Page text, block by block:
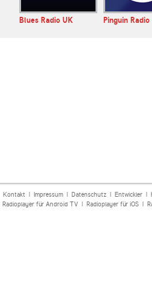
Blues Radio UK Pinguin
Kontakt| Impressum| Datenschutz| Entwickler|
Radioplayer für Android TV| Radioplayer für iOS|